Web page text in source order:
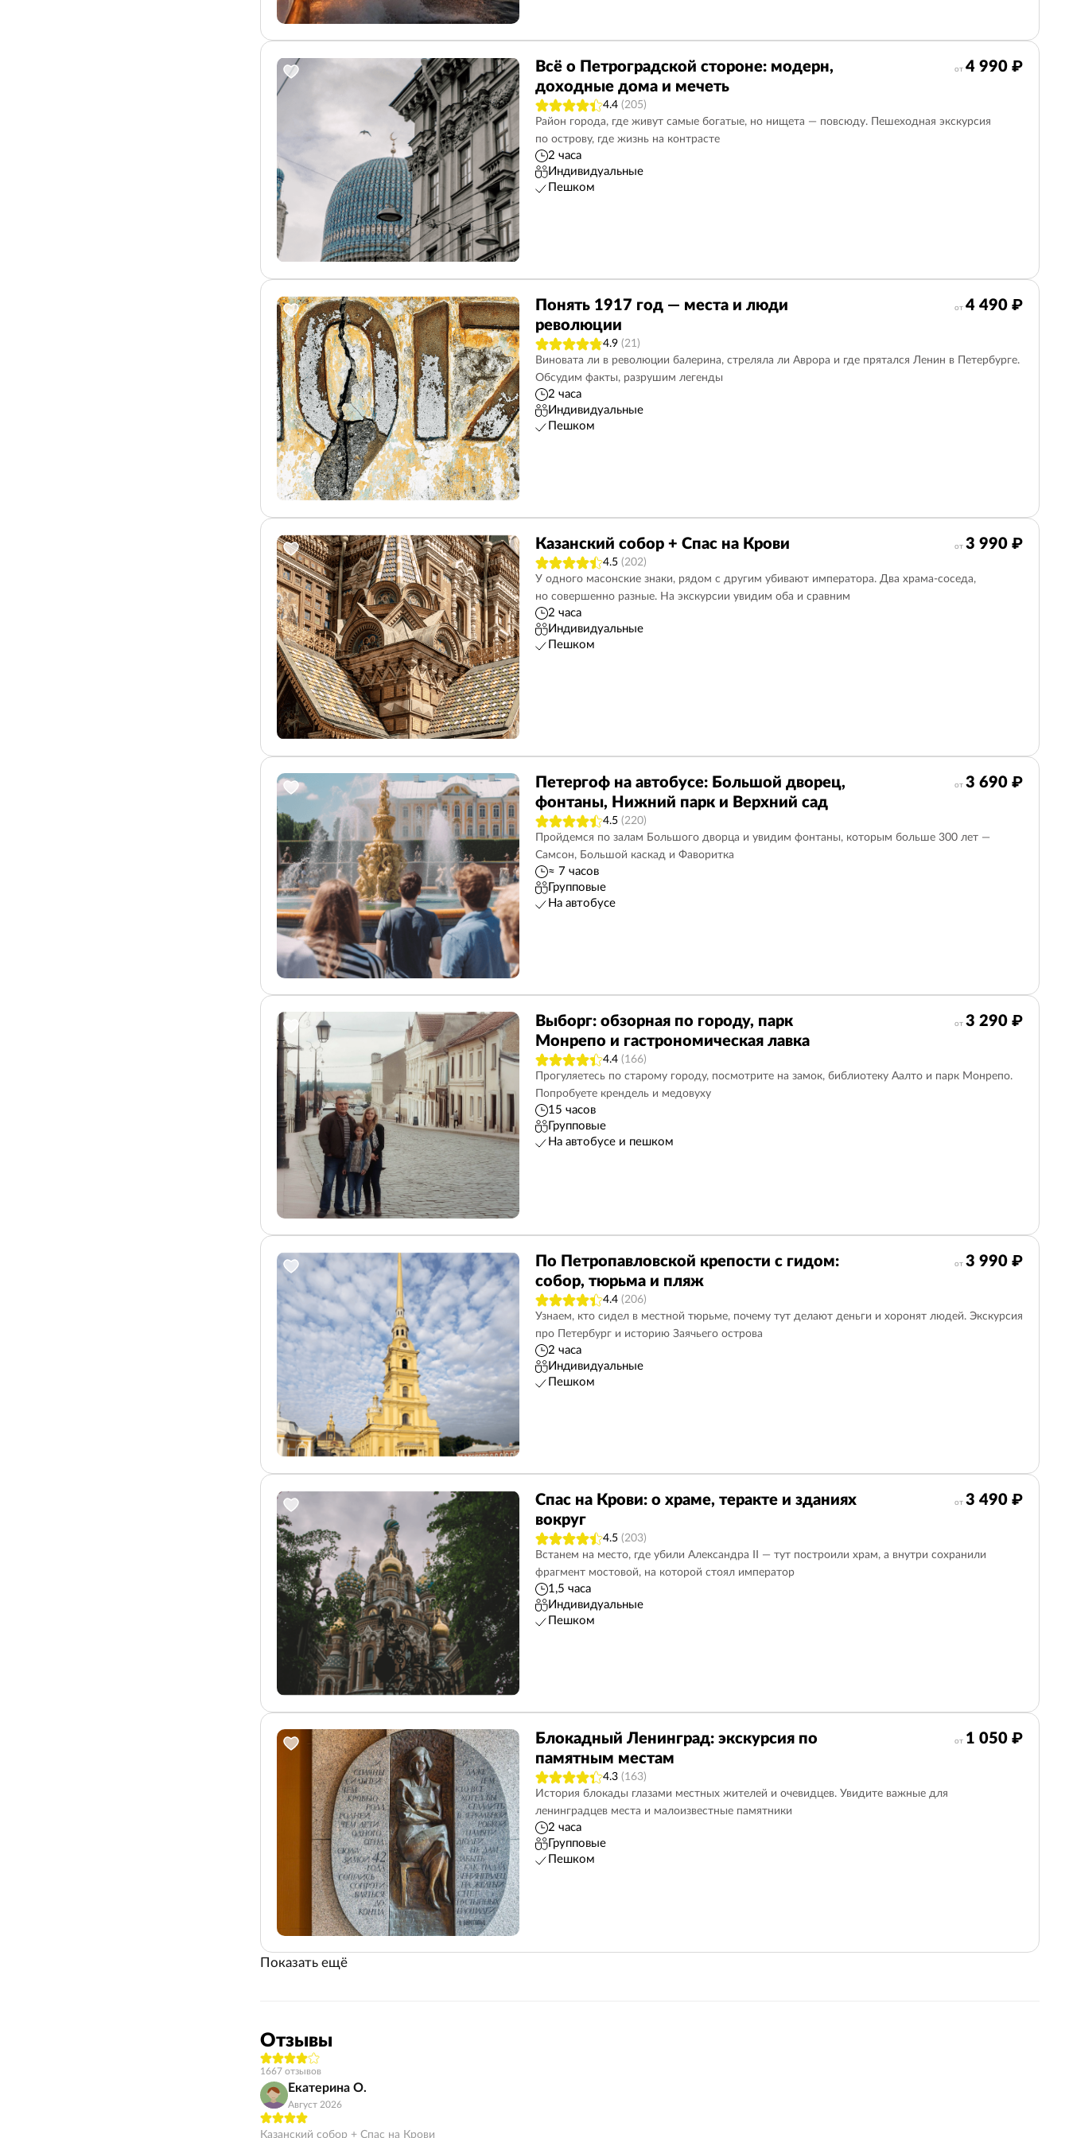
Всё о Петроградской стороне: модерн,
доходные дома и мечеть
от 4 990 ₽
4.4 (205)
Район города, где живут самые богатые, но нищета — повсюду. Пешеходная экскурсия
по острову, где жизнь на контрасте
2 часа
Индивидуальные
Пешком
Понять 1917 год — места и люди
революции
от 4 490 ₽
4.9 (21)
Виновата ли в революции балерина, стреляла ли Аврора и где прятался Ленин в Петербурге.
Обсудим факты, разрушим легенды
2 часа
Индивидуальные
Пешком
Казанский собор + Спас на Крови от 3 990 ₽
4.5 (202)
У одного масонские знаки, рядом с другим убивают императора. Два храма-соседа,
но совершенно разные. На экскурсии увидим оба и сравним
2 часа
Индивидуальные
Пешком
Петергоф на автобусе: Большой дворец,
фонтаны, Нижний парк и Верхний сад
от 3 690 ₽
4.5 (220)
Пройдемся по залам Большого дворца и увидим фонтаны, которым больше 300 лет —
Самсон, Большой каскад и Фаворитка
≈ 7 часов
Групповые
На автобусе
Выборг: обзорная по городу, парк
Монрепо и гастрономическая лавка
от 3 290 ₽
4.4 (166)
Прогуляетесь по старому городу, посмотрите на замок, библиотеку Аалто и парк Монрепо.
Попробуете крендель и медовуху
15 часов
Групповые
На автобусе и пешком
По Петропавловской крепости с гидом:
собор, тюрьма и пляж
от 3 990 ₽
4.4 (206)
Узнаем, кто сидел в местной тюрьме, почему тут делают деньги и хоронят людей. Экскурсия
про Петербург и историю Заячьего острова
2 часа
Индивидуальные
Пешком
Спас на Крови: о храме, теракте и зданиях
вокруг
от 3 490 ₽
4.5 (203)
Встанем на место, где убили Александра ⅠⅠ — тут построили храм, а внутри сохранили
фрагмент мостовой, на которой стоял император
1,5 часа
Индивидуальные
Пешком
Блокадный Ленинград: экскурсия по
памятным местам
от 1 050 ₽
4.3 (163)
История блокады глазами местных жителей и очевидцев. Увидите важные для
ленинградцев места и малоизвестные памятники
2 часа
Групповые
Пешком
Показать ещё
Отзывы
1667 отзывов
Екатерина О.
Август 2026
Казанский собор + Спас на Крови